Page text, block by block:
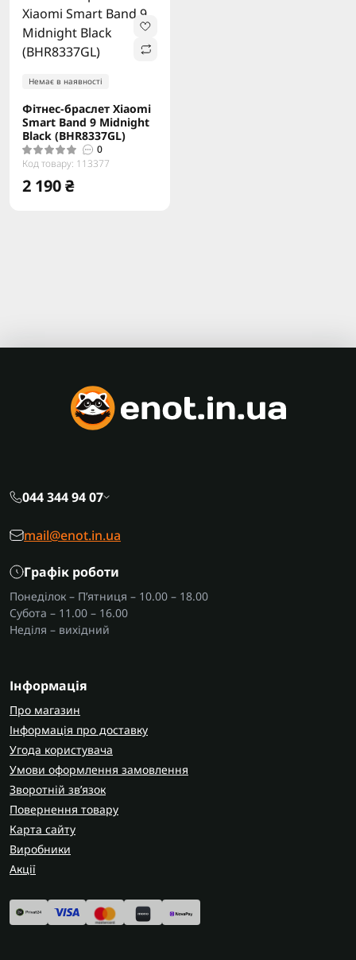
Немає в наявності
Фітнес-браслет Xiaomi
Smart Band 9 Midnight
Black (BHR8337GL)
0
Код товару: 113377
2 190 ₴
044 344 94 07
mail@enot.in.ua
Графік роботи
Понеділок – П’ятниця – 10.00 – 18.00
Субота – 11.00 – 16.00
Неділя – вихідний
Інформація
Про магазин
Інформація про доставку
Угода користувача
Умови оформлення замовлення
Зворотній зв’язок
Повернення товару
Карта сайту
Виробники
Акції